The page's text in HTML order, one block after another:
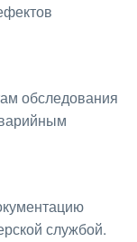
обследования
службой.